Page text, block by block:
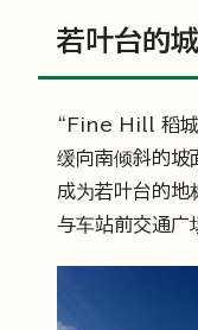
若叶台的
“Fine Hill 稻城”
缓向南倾斜的坡
成为若叶台的地
与车站前交通广